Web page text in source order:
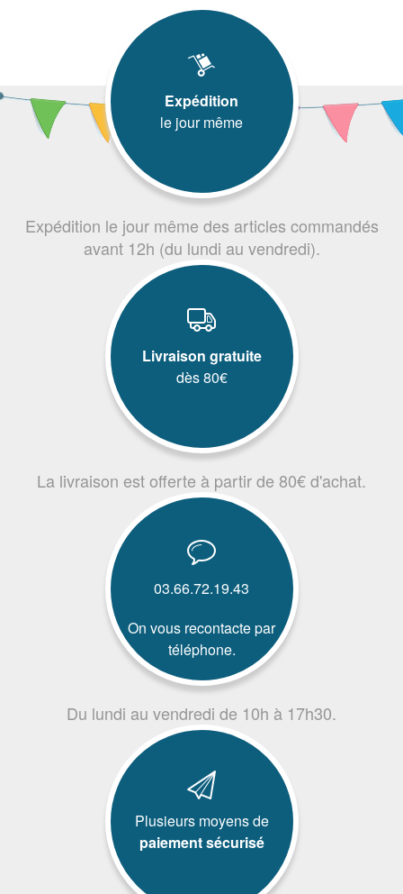
Expédition
le jour même
Expédition le jour même des articles commandés
avant 12h (du lundi au vendredi).
Livraison gratuite
dès 80€
La livraison est offerte à partir de 80€ d'achat.
03.66.72.19.43
On vous recontacte par
téléphone.
Du lundi au vendredi de 10h à 17h30.
Plusieurs moyens de
paiement sécurisé